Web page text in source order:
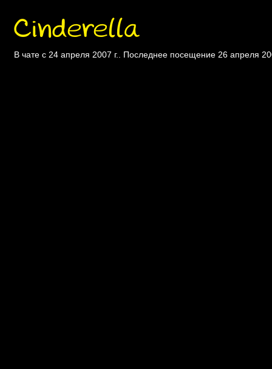
Cinderella
В чате с 24 апреля 2007 г.. Последнее посещение 26 апреля